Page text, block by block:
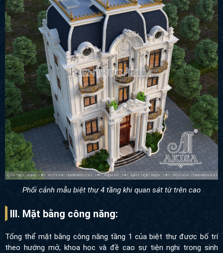
Phối cảnh mẫu biệt thự 4 tầng khi quan sát từ trên cao
hướng mở, khoa học và đề cao sự tiện nghi trong sinh hoạt hằng
ngày. Không gian được tổ chức xoay quanh đại sảnh trung tâm,